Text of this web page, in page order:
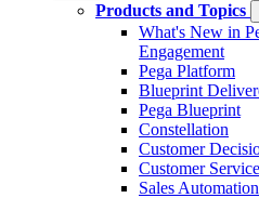
Products and Topics
What's New in
Engagement
Pega Platform
Blueprint
Pega Blueprint
Constellation
Customer
Customer Service
Sales Automation